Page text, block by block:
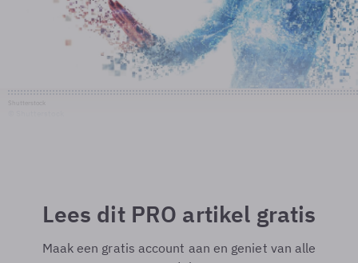
Lees dit PRO artikel gratis
Maak een gratis account aan en geniet van alle